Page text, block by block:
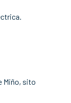
Miño, sito